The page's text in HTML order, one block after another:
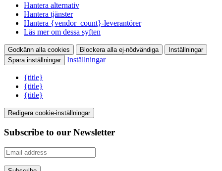
Hantera alternativ
Hantera tjänster
Hantera {vendor_count}-leverantörer
Läs mer om dessa syften
Godkänn alla cookies Blockera alla ej-nödvändiga
Inställningar
Spara inställningar
Inställningar
{title}
{title}
{title}
Redigera cookie-inställningar
Subscribe to our Newsletter